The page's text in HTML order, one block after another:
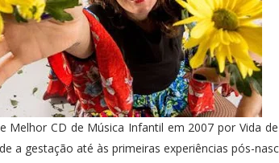
Melhor CD de Música Infantil em 2007 por Vida
a gestação até às primeiras experiências pós-